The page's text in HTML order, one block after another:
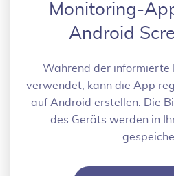
Monitoring-
Android
Während der informierte
verwendet, kann die App
auf Android erstellen. Die
des Geräts werden in